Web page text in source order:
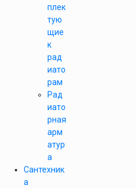
плек
тую
щие
к
рад
иато
рам
Рад
иато
рная
арм
атур
а
Сантехник
а